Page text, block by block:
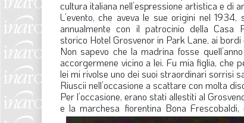
cultura italiana nell’espressione artistica e di
L’evento, che aveva le sue origini nel 1934,
annualmente con il patrocinio della Casa
storico Hotel Grosvenor in Park Lane, ai
Non sapevo che la madrina fosse
accorgermene vicino a lei. Fu mia figlia, che
lei mi rivolse uno dei suoi straordinari sorrisi
Riuscii nell’occasione a scattare con molta
Per l’occasione, erano stati allestiti al
e la marchesa fiorentina Bona